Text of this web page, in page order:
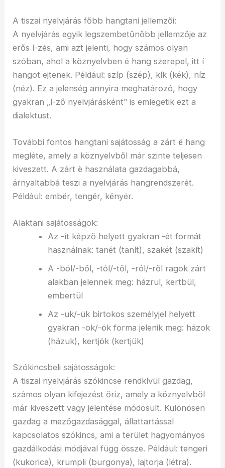
A tiszai nyelvjárás főbb hangtani jellemzői:
A nyelvjárás egyik legszembetűnőbb jellemzője az
erős í-zés, ami azt jelenti, hogy számos olyan
szóban, ahol a köznyelvben é hang szerepel, itt í
hangot ejtenek. Például: szíp (szép), kík (kék), níz
(néz). Ez a jelenség annyira meghatározó, hogy
gyakran „í-ző nyelvjárásként” is emlegetik ezt a
dialektust.
További fontos hangtani sajátosság a zárt ë hang
megléte, amely a köznyelvből már szinte teljesen
kiveszett. A zárt ë használata gazdagabbá,
árnyaltabbá teszi a nyelvjárás hangrendszerét.
Például: embër, tengër, kënyér.
Alaktani sajátosságok:
Az -ít képző helyett gyakran -ét formát
használnak: tanét (tanít), szakét (szakít)
A -ból/-ből, -tól/-től, -ról/-ről ragok zárt
alakban jelennek meg: házrul, kertbül,
embertül
Az -uk/-ük birtokos személyjel helyett
gyakran -ok/-ök forma jelenik meg: házok
(házuk), kertjök (kertjük)
Szókincsbeli sajátosságok:
A tiszai nyelvjárás szókincse rendkívül gazdag,
számos olyan kifejezést őriz, amely a köznyelvből
már kiveszett vagy jelentése módosult. Különösen
gazdag a mezőgazdasággal, állattartással
kapcsolatos szókincs, ami a terület hagyományos
gazdálkodási módjával függ össze. Például: tengeri
(kukorica), krumpli (burgonya), lajtorja (létra).